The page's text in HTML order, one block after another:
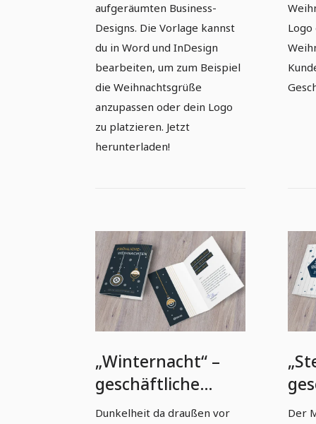
aufgeräumten Business-
Designs. Die Vorlage kannst
du in Word und InDesign
bearbeiten, um zum Beispiel
die Weihnachtsgrüße
anzupassen oder dein Logo
zu platzieren. Jetzt
herunterladen!
Logo
„Winternacht“ –
geschäftliche
Weihnachtskarten-
Dunkelheit da draußen vor Der